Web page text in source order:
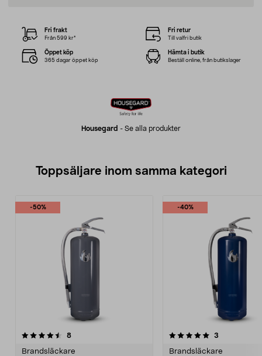
Housegard - Se alla produkter
Fri frakt
Från 599 kr*
Fri retur
Till valfri butik
Öppet köp
365 dagar öppet köp
Hämta i butik
Beställ online, från butikslager
Toppsäljare inom samma kategori
-50%
8recensioner
Brandsläckare
-40%
5.0 av 5 stjärnor 3
Brandsläckare
4.5 av 5 stjärnor